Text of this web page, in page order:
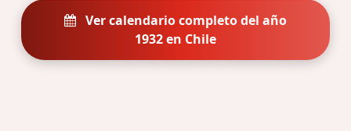
Ver calendario completo del año
1932 en Chile